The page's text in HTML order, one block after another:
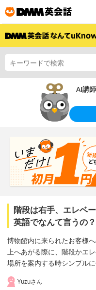
AI講
階段は右手、エレベ
英語でなんて言うの？
博物館内に来られたお客様へ
上へあがる際に、階段かエ
場所を案内する時シンプル
Yuzuさん